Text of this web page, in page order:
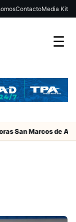
ContactoMedia Kit
☰
San Marcos de